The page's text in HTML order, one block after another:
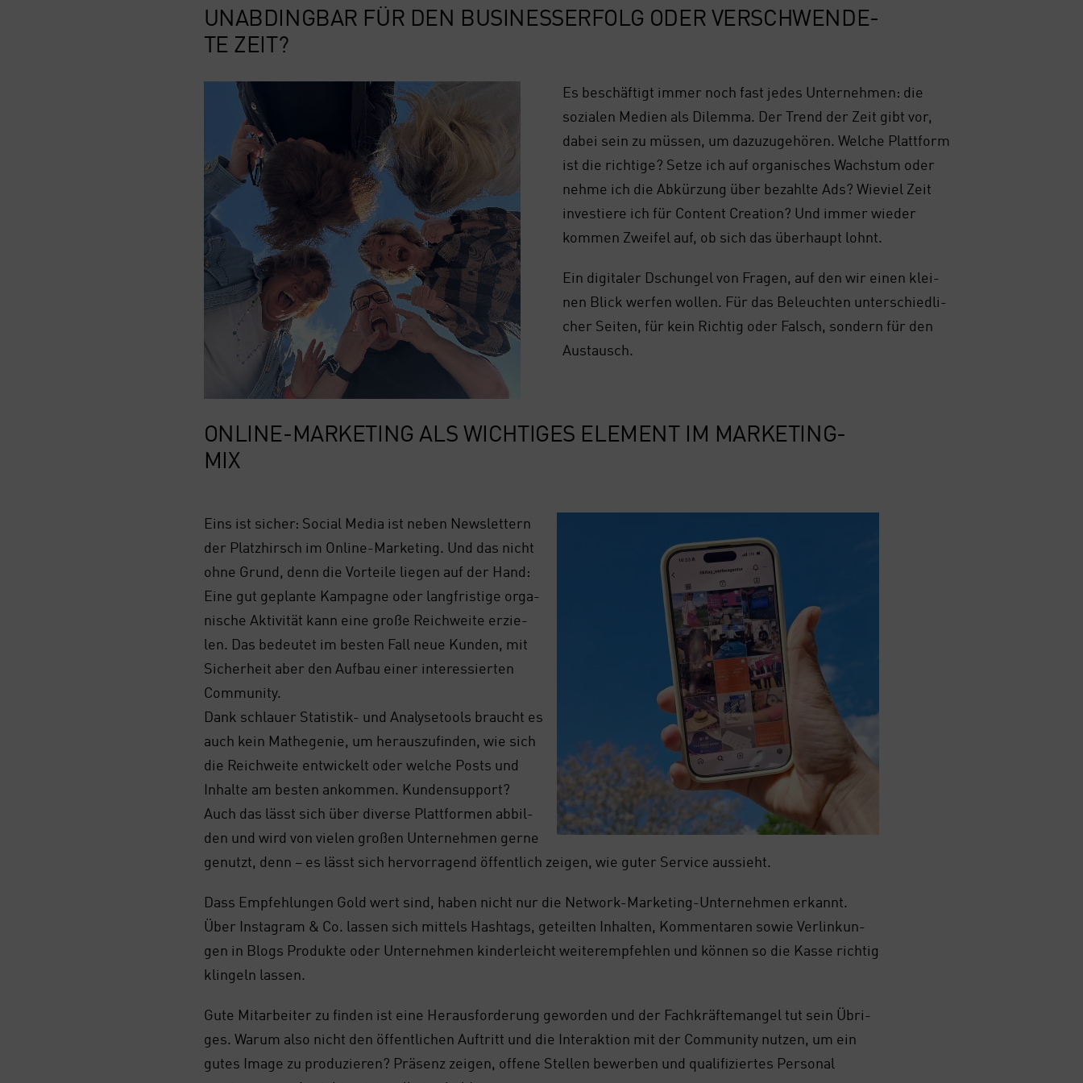
UNAB­DING­BAR FÜR DEN BUSI­NESS­ER­FOLG ODER VER­SCHWEN­DE­
TE ZEIT?
Es beschäf­tigt immer noch fast jedes Unter­neh­men: die
sozia­len Medi­en als Dilem­ma. Der Trend der Zeit gibt vor,
dabei sein zu müs­sen, um dazu­zu­ge­hö­ren. Wel­che Platt­form
ist die rich­ti­ge? Set­ze ich auf orga­ni­sches Wachs­tum oder
neh­me ich die Abkür­zung über bezahl­te Ads? Wie­viel Zeit
inves­tie­re ich für Con­tent Crea­ti­on? Und immer wie­der
kom­men Zwei­fel auf, ob sich das über­haupt lohnt.
Ein digi­ta­ler Dschun­gel von Fra­gen, auf den wir einen klei­
nen Blick wer­fen wol­len. Für das Beleuch­ten unter­schied­li­
cher Sei­ten, für kein Rich­tig oder Falsch, son­dern für den
Aus­tausch.
ONLINE-MAR­KE­TING ALS WICH­TI­GES ELE­MENT IM MAR­KE­TING-
MIX
Eins ist sicher: Social Media ist neben News­let­tern
der Platz­hirsch im Online-Mar­ke­ting. Und das nicht
ohne Grund, denn die Vor­tei­le lie­gen auf der Hand:
Eine gut geplan­te Kam­pa­gne oder lang­fris­ti­ge orga­
ni­sche Akti­vi­tät kann eine gro­ße Reich­wei­te erzie­
len. Das bedeu­tet im bes­ten Fall neue Kun­den, mit
Sicher­heit aber den Auf­bau einer inter­es­sier­ten
Com­mu­ni­ty.
Dank schlau­er Sta­tis­tik- und Ana­ly­se­tools braucht es
auch kein Mathe­ge­nie, um her­aus­zu­fin­den, wie sich
die Reich­wei­te ent­wi­ckelt oder wel­che Posts und
Inhal­te am bes­ten ankom­men. Kun­den­sup­port?
Auch das lässt sich über diver­se Platt­for­men abbil­
den und wird von vie­len gro­ßen Unter­neh­men ger­ne
genutzt, denn – es lässt sich her­vor­ra­gend öffent­lich zei­gen, wie guter Ser­vice aus­sieht.
Dass Emp­feh­lun­gen Gold wert sind, haben nicht nur die Net­work-Mar­ke­ting-Unter­neh­men erkannt.
Über Insta­gram & Co. las­sen sich mit­tels Hash­tags, geteil­ten Inhal­ten, Kom­men­ta­ren sowie Ver­lin­kun­
gen in Blogs Pro­duk­te oder Unter­neh­men kin­der­leicht wei­ter­emp­feh­len und kön­nen so die Kas­se rich­tig
klin­geln las­sen.
Gute Mit­ar­bei­ter zu fin­den ist eine Her­aus­for­de­rung gewor­den und der Fach­kräf­te­man­gel tut sein Übri­
ges. War­um also nicht den öffent­li­chen Auf­tritt und die Inter­ak­ti­on mit der Com­mu­ni­ty nut­zen, um ein
gutes Image zu pro­du­zie­ren? Prä­senz zei­gen, offe­ne Stel­len bewer­ben und qua­li­fi­zier­tes Per­so­nal